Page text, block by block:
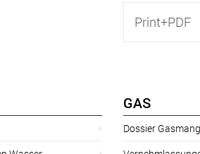
Print+PDF
GAS
Dossier